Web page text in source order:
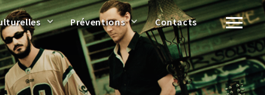
Préventions Contacts